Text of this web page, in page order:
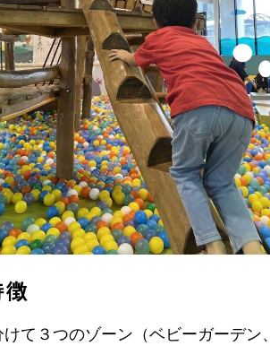
て３つのゾーン（ベビーガーデン